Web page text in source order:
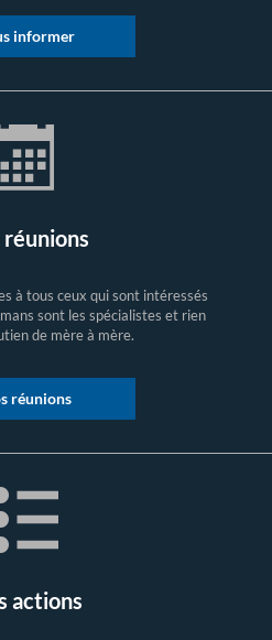
informer
réunions
à tous ceux qui sont intéressés
sont les spécialistes et rien
de mère à mère.
réunions
actions